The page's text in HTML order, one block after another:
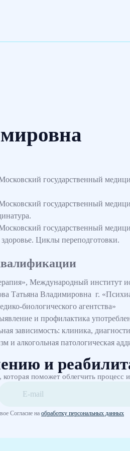
государственный
государственный
государственный
Циклы переподготовки.
Международный институт
Татьяна Владимировна г.
биологического агентства»
и профилактика
зависимость: клиника,
и алкогольная патологическая
и
поможет облегчить процесс
Согласие на обработку персональных данных